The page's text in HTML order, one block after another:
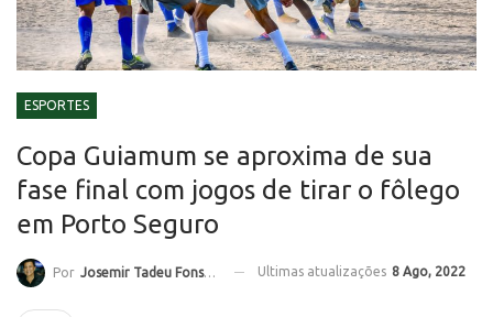
ESPORTES
Copa Guiamum se aproxima de sua
fase final com jogos de tirar o fôlego
em Porto Seguro
Por Josemir Tadeu Fonseca Ultimas atualizações 8 Ago, 2022